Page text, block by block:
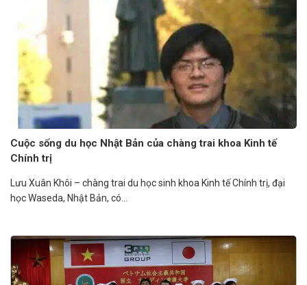
Cuộc sống du học Nhật Bản của chàng trai khoa Kinh tế
Chính trị
Lưu Xuân Khôi – chàng trai du học sinh khoa Kinh tế Chính trị, đại
học Waseda, Nhật Bản, có...